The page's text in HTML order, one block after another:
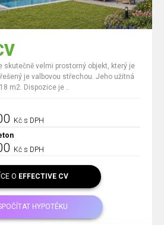
skutečně velmi prostorný objekt, který je
je valbovou střechou. Jeho užitná
m2. Dispozice je ..
Kč s DPH
Kč s DPH
O EFFECTIVE CV
HYPOTÉKU